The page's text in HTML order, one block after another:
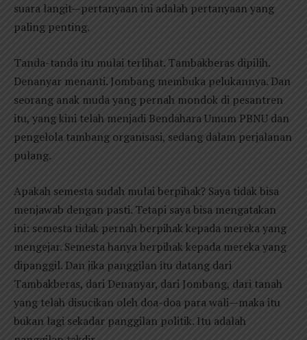
suara langit—pertanyaan ini adalah pertanyaan yang
paling penting.
Tanda-tanda itu mulai terlihat. Tambakberas dipilih.
Denanyar menanti. Jombang membuka pelukannya. Dan
seorang anak muda yang pernah mondok di pesantren
itu, yang kini telah menjadi Bendahara Umum PBNU dan
pengelola tambang organisasi, sedang dalam perjalanan
pulang.
Apakah semesta sudah mulai berpihak? Saya tidak bisa
menjawab dengan pasti. Tetapi saya bisa mengatakan
ini: semesta tidak pernah berpihak kepada mereka yang
mengejar. Semesta hanya berpihak kepada mereka yang
dipanggil. Dan jika panggilan itu datang dari
Tambakberas, dari Denanyar, dari Jombang, dari tanah
yang telah disucikan oleh doa-doa para wali—maka itu
bukan lagi sekadar panggilan politik. Itu adalah